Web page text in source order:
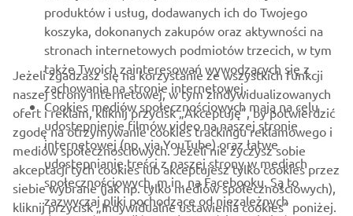
NEWSLETTER
Bądź na bieżąco z informacjami o najnowszych ofertach,
wydarzeniach specjalnych, nowościach i nie tylko
SUBSKRYBUJ
Przeczytaj naszą Politykę prywatności, aby dowiedzieć się, jak
przetwarzamy Twoje dane osobowe:Polityka Prywatności
produktów i usług, dodawanych ich do Twojego
koszyka, dokonanych zakupów oraz aktywności na
stronach internetowych podmiotów trzecich, w tym
także Twoich zainteresowań wywodzących się z
zachowania na stronie internetowej.
Cookies mediów społecznościowych mają na celu
udostepnienie filmów video na naszej stronie
internetowej (np. via YouTube) oraz łatwe
udostepnianie treści z naszej strony w mediach
społecznościowych, m.in. na Facebooku. Są to
zazwyczaj pliki pochodzące od niezależnych
Jeżeli zgadzasz się na korzystanie ze wszystkich funkcji
naszej strony internetowej, w tym zindywidualizowanych
ofert i reklam, kliknij przycisk „Akceptuję”, by potwierdzić
zgodę na otrzymywanie cookies trackingu reklamowego i
mediów społecznościowych. Jeżeli nie życzysz sobie
akceptacji tych cookies lub akceptujesz tylko cookies przez
siebie wybrane (jak np. tylko mediów społecznościowych),
kliknij przycisk „Indywidualne ustawienia cookies” poniżej.